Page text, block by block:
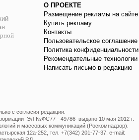
О ПРОЕКТЕ
Размещение рекламы на сайте
Купить рекламу
Контакты
Пользовательское соглашение
Политика конфиденциальности
Рекомендательные технологии
Написать письмо в редакцию
с согласия редакции.
ЭЛ №ФС77 - 49786 выдано 10 мая 2012 г.
и массовых коммуникаций (Роскомнадзор).
12а-252, тел. +7(342) 201-77-37, e-mail: